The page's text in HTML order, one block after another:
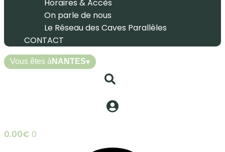
Horaires & Accès
On parle de nous
Le Réseau des Caves Parallèles
CONTACT
Vous êtes à NANTES▾
0.00€ 0